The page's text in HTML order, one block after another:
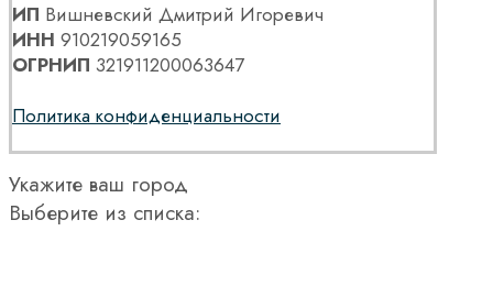
ИП Вишневский Дмитрий Игоревич
ИНН 910219059165
ОГРНИП 321911200063647
Политика конфиденциальности
Укажите ваш город
Выберите из списка: